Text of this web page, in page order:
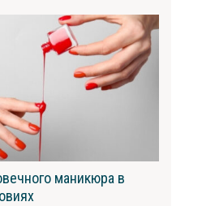
маникюра в